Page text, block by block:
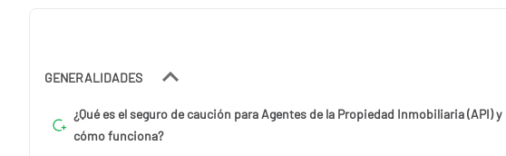
GENERALIDADES
¿Qué es el seguro de caución para Agentes de la Propiedad Inmobiliaria (API) y
cómo funciona?